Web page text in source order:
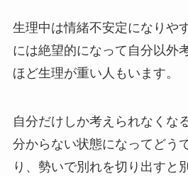
生理中は情緒不安定になりや
には絶望的になって自分以外
ほど生理が重い人もいます。
自分だけしか考えられなくな
分からない状態になってどう
り、勢いで別れを切り出すと